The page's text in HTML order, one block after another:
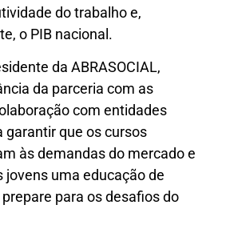
do trabalho e,
o PIB nacional.
da ABRASOCIAL,
da parceria com as
com entidades
garantir que os cursos
às demandas do mercado e
jovens uma educação de
para os desafios do